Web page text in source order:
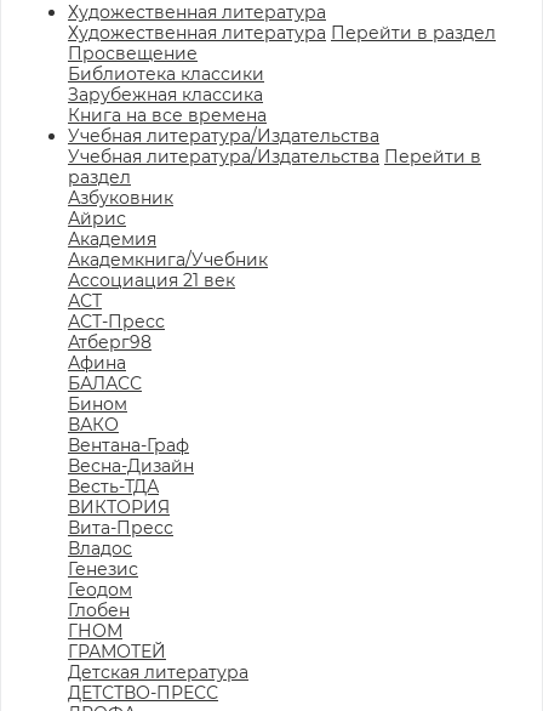
Художественная литература
Художественная литература Перейти в раздел
Просвещение
Библиотека классики
Зарубежная классика
Книга на все времена
Учебная литература/Издательства
Учебная литература/Издательства Перейти в
раздел
Азбуковник
Айрис
Академия
Академкнига/Учебник
Ассоциация 21 век
АСТ
АСТ-Пресс
Атберг98
Афина
БАЛАСС
Бином
ВАКО
Вентана-Граф
Весна-Дизайн
Весть-ТДА
ВИКТОРИЯ
Вита-Пресс
Владос
Генезис
Геодом
Глобен
ГНОМ
ГРАМОТЕЙ
Детская литература
ДЕТСТВО-ПРЕСС